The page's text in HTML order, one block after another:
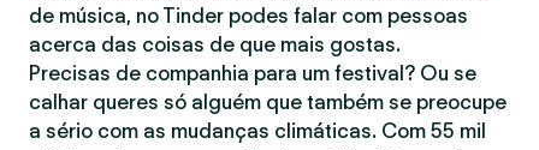
de música, no Tinder podes falar com pessoas
acerca das coisas de que mais gostas.
Precisas de companhia para um festival? Ou se
calhar queres só alguém que também se preocupe
a sério com as mudanças climáticas. Com 55 mil